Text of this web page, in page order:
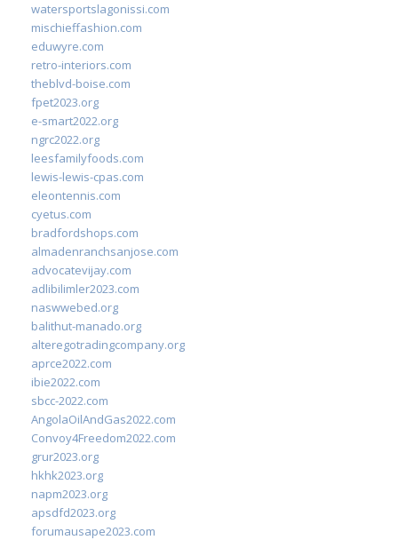
watersportslagonissi.com
mischieffashion.com
eduwyre.com
retro-interiors.com
theblvd-boise.com
fpet2023.org
e-smart2022.org
ngrc2022.org
leesfamilyfoods.com
lewis-lewis-cpas.com
eleontennis.com
cyetus.com
bradfordshops.com
almadenranchsanjose.com
advocatevijay.com
adlibilimler2023.com
naswwebed.org
balithut-manado.org
alteregotradingcompany.org
aprce2022.com
ibie2022.com
sbcc-2022.com
AngolaOilAndGas2022.com
Convoy4Freedom2022.com
grur2023.org
hkhk2023.org
napm2023.org
apsdfd2023.org
forumausape2023.com